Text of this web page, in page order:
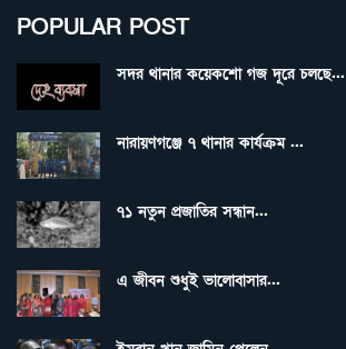
POPULAR POST
সদর থানার কয়েকশো গজ দূরে চলছে...
নারায়ণগঞ্জে ৭ থানার কার্যক্রম ...
৭১ নতুন প্রজাতির সন্ধান...
এ জীবন শুধুই ভালোবাসার...